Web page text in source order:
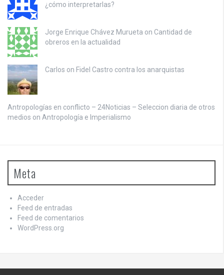
¿cómo interpretarlas?
Jorge Enrique Chávez Murueta on Cantidad de
obreros en la actualidad
Carlos on Fidel Castro contra los anarquistas
Antropologías en conflicto – 24Noticias – Seleccion diaria de otros
medios on Antropología e Imperialismo
Meta
Acceder
Feed de entradas
Feed de comentarios
WordPress.org